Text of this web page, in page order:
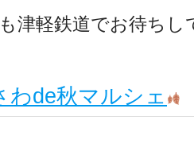
津軽鉄道でお待ちし
de秋マルシェ